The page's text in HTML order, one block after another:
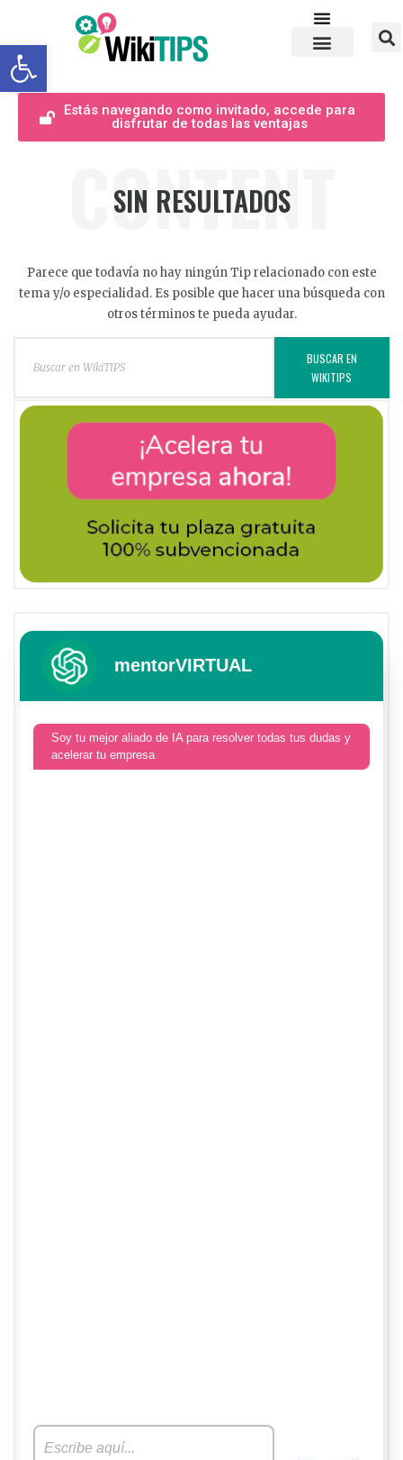
Abrir barra de herramientas
Estás navegando como invitado, accede para
disfrutar de todas las ventajas
CONTENT
SIN RESULTADOS
Parece que todavía no hay ningún Tip relacionado con este
tema y/o especialidad. Es posible que hacer una búsqueda con
otros términos te pueda ayudar.
BUSCAR EN
WIKITIPS
mentorVIRTUAL
Soy tu mejor aliado de IA para resolver todas tus dudas y
acelerar tu empresa